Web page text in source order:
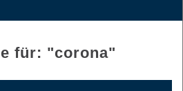
für: "corona"